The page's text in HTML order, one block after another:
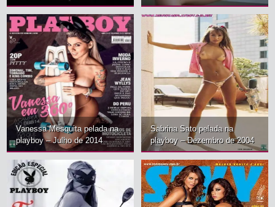
Vanessa Mesquita pelada na
playboy – Julho de 2014
Sabrina Sato pelada na
playboy – Dezembro de 2004